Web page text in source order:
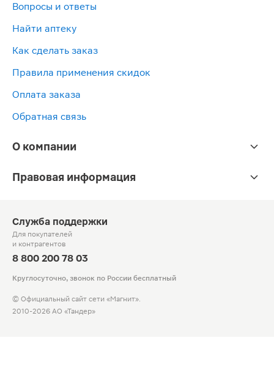
Вопросы и ответы
Найти аптеку
Как сделать заказ
Правила применения скидок
Оплата заказа
Обратная связь
О компании
Правовая информация
Служба поддержки
Для покупателей
и контрагентов
8 800 200 78 03
Круглосуточно, звонок по России бесплатный
© Официальный сайт сети «Магнит».
2010-2026 АО «Тандер»